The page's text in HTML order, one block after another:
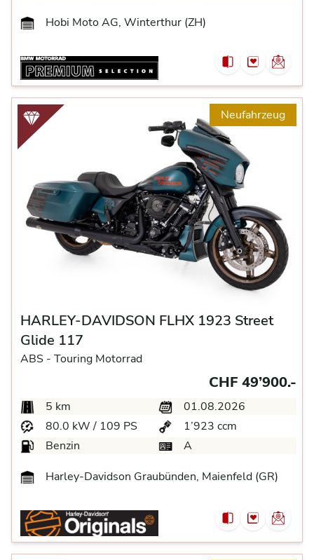
Hobi Moto AG, Winterthur (ZH)
Neufahrzeug
HARLEY-DAVIDSON FLHX 1923 Street
Glide 117
ABS - Touring Motorrad
CHF 49’900.-
5 km
01.08.2026
80.0 kW / 109 PS
1’923 ccm
Benzin
A
Harley-Davidson Graubünden, Maienfeld (GR)